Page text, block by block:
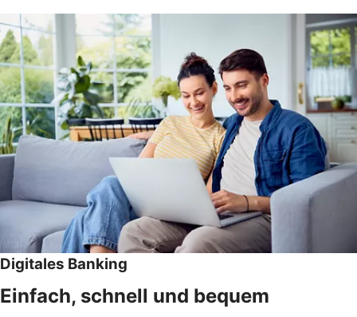
Digitales Banking
Einfach, schnell und bequem